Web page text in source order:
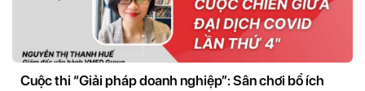
Cuộc thi “Giải pháp doanh nghiệp”: Sân chơi bổ ích